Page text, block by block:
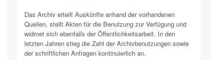
Das Archiv erteilt Auskünfte anhand der vorhandenen
Quellen, stellt Akten für die Benutzung zur Verfügung und
widmet sich ebenfalls der Öffentlichkeitsarbeit. In den
letzten Jahren stieg die Zahl der Archivbenutzungen sowie
der schriftlichen Anfragen kontinuierlich an.